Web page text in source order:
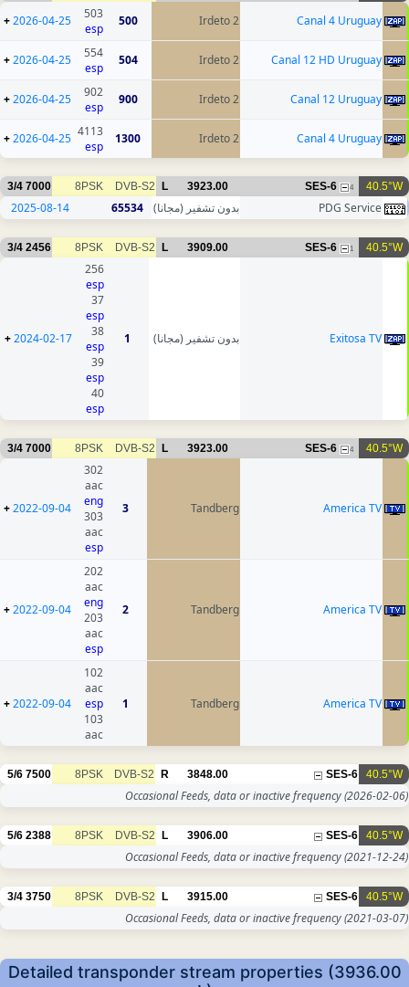
Canal 4 Uruguay
Irdeto 2
500
503
esp
2026-04-25
+
Canal 12 HD Uruguay
Irdeto 2
504
554
esp
2026-04-25
+
Canal 12 Uruguay
Irdeto 2
900
902
esp
2026-04-25
+
Canal 4 Uruguay
Irdeto 2
1300
4113
esp
2026-04-25
+
40.5°W
SES-6 4
3923.00
L
DVB-S2
8PSK
7000
3/4
PDG Service بدون تشفير (مجانا) 65534
2025-08-14
40.5°W
SES-6 1
3909.00
L
DVB-S2
8PSK
2456
3/4
Exitosa TV بدون تشفير (مجانا) 1
256
esp
37
esp
38
esp
39
esp
40
esp
2024-02-17
+
40.5°W
SES-6 4
3923.00
L
DVB-S2
8PSK
7000
3/4
America TV
Tandberg
3
302
aac
eng
303
aac
esp
2022-09-04
+
America TV
Tandberg
2
202
aac
eng
203
aac
esp
2022-09-04
+
America TV
Tandberg
1
102
aac
esp
103
aac
2022-09-04
+
40.5°W
SES-6
3848.00
R
DVB-S2
8PSK
7500
5/6
Occasional Feeds, data or inactive frequency(2026-02-06)
40.5°W
SES-6
3906.00
L
DVB-S2
8PSK
2388
5/6
Occasional Feeds, data or inactive frequency(2021-12-24)
40.5°W
SES-6
3915.00
L
DVB-S2
8PSK
3750
3/4
Occasional Feeds, data or inactive frequency(2021-03-07)
Detailed transponder stream properties (3936.00